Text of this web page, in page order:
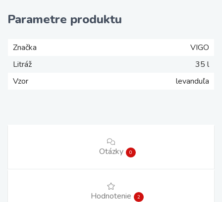
Parametre produktu
Značka
VIGO
Litráž
35 l
Vzor
levanduľa
Otázky 0
Hodnotenie 2